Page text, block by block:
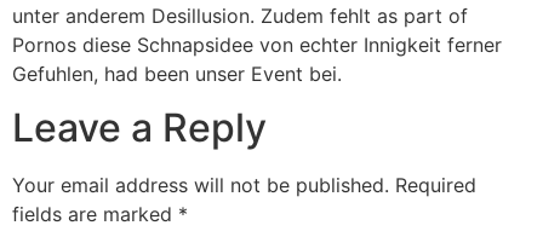
unter anderem Desillusion. Zudem fehlt as part of
Pornos diese Schnapsidee von echter Innigkeit ferner
Gefuhlen, had been unser Event bei.
Leave a Reply
Your email address will not be published. Required
fields are marked *